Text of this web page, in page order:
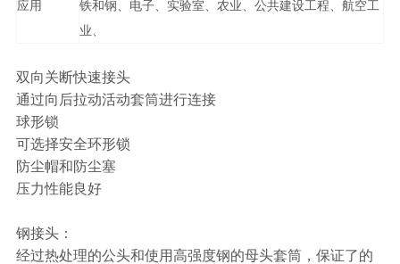
应用
铁和钢、电子、实验室、农业、公共建设工程、航空工
业、
双向关断快速接头
通过向后拉动活动套筒进行连接
球形锁
可选择安全环形锁
防尘帽和防尘塞
压力性能良好
钢接头：
经过热处理的公头和使用高强度钢的母头套筒，保证了的